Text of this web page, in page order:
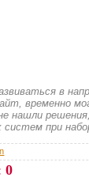
в
временно
нашли
при
0